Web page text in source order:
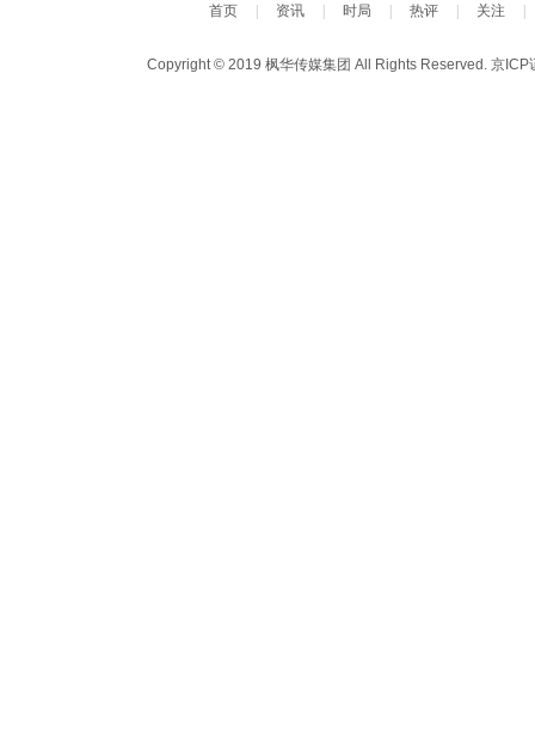
首页 资讯 时局 热评 关注
Copyright © 2019 枫华传媒集团 All Rights Reserved. 京ICP